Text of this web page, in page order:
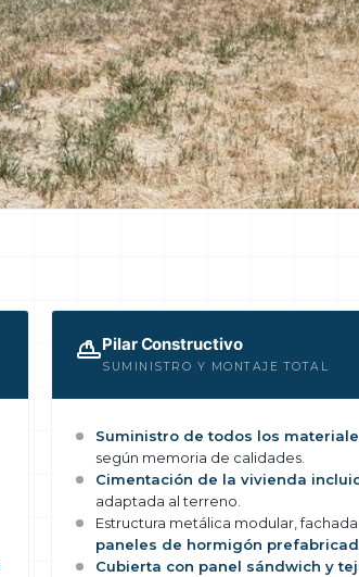
Pilar Constructivo
SUMINISTRO Y MONTAJE TOTAL
Suministro de todos los
según memoria de calidades.
Cimentación de la vivienda
adaptada al terreno.
Estructura metálica modular,
paneles de hormigón
Cubierta con panel sándwich y